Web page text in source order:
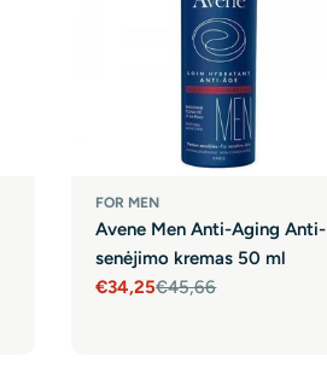
FOR MEN
Avene Men Anti-Aging Anti-
senėjimo kremas 50 ml
Sale
€34,25
Regular€45,66